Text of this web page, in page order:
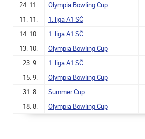
24. 11.
Olympia Bowling Cup
11. 11.
1. liga A1 SČ
14. 10.
1. liga A1 SČ
13. 10.
Olympia Bowling Cup
23. 9.
1. liga A1 SČ
15. 9.
Olympia Bowling Cup
31. 8.
Summer Cup
18. 8.
Olympia Bowling Cup